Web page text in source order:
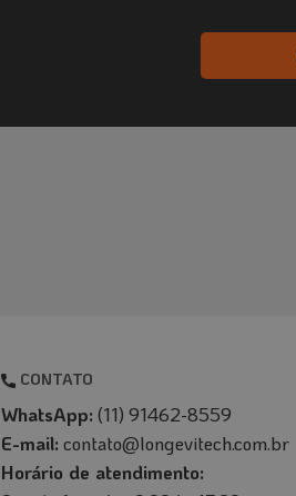
CONTATO
WhatsApp: (11) 91462-8559
E-mail: contato@longevitech.com.br
Horário de atendimento: